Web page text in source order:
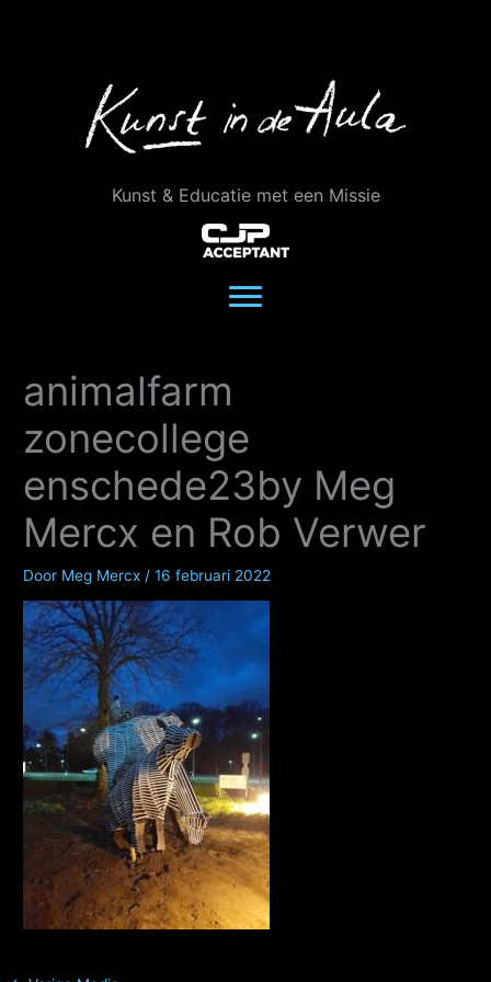
Kunst & Educatie met een Missie
animalfarm
zonecollege
enschede23by Meg
Mercx en Rob Verwer
Door Meg Mercx /16 februari 2022